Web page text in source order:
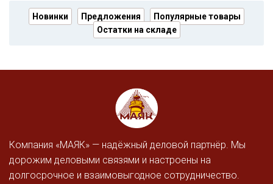
Новинки Предложения
Популярные товары
Остатки на складе
Компания «МАЯК» — надёжный деловой партнёр. Мы
дорожим деловыми связями и настроены на
долгосрочное и взаимовыгодное сотрудничество.